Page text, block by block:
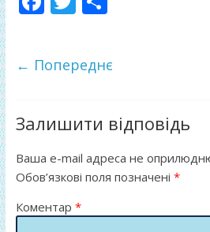
b
o
k
er л
т
и
ся
← Попереднє
Залишити відповідь
Ваша e-mail адреса не
Обов’язкові поля позначені *
Коментар *